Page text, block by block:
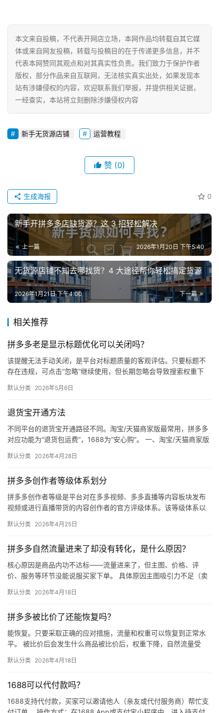
网
店
运
营
跨
境
自
媒
体
社
区
本文来自投稿，不代表开网店立场，本网作品均转载自其它媒
体或来自网友投稿，转载与投稿目的在于传递更多信息，并不
代表本网赞同其观点和对其真实性负责。我们致力于保护作者
版权，部分作品来自互联网，无法核实真实出处，如果发现本
站有涉嫌侵权的内容，欢迎联系我们举报，并提供相关证据，
一经查实，本站将立刻删除涉嫌侵权内容
新手无货源店铺 运营教程
赞 (0)
0
生成海报
新手开拼多多店缺货源？这 3 招轻松解决
上一篇 2026年1月20日 下午5:40
无货源店铺不知去哪找货？4 大途径帮你轻松搞定货源
下一篇
2026年1月21日 下午4:00
相关推荐
拼多多老是显示标题优化可以关闭吗？
该提醒无法手动关闭，是平台对标题质量的客观评估。只要标题不
存在违规，可点击“忽略”继续使用，但长期忽略会导致搜索权重下
默认分类 2026年5月6日
退货宝开通方法
不同平台的退货宝开通路径不同。淘宝/天猫商家版最常用，拼多多
对应功能为“退货包运费”，1688为“安心购”。 一、淘宝/天猫商家版
默认分类 2026年4月28日
拼多多创作者等级体系划分
拼多多创作者等级是平台对在多多视频、多多直播等内容板块发布
视频或进行直播带货的内容创作者的官方评级体系。该等级体系以
同等级…
默认分类 2026年4月25日
拼多多自然流量进来了却没有转化，是什么原因？
核心原因是商品内功不达标——流量进来了，但主图、价格、评
价、服务等环节没能说服买家下单。 具体原因主图吸引力不足（卖
评少、…
默认分类 2026年4月18日
拼多多被比价了还能恢复吗？
能恢复。只要采取正确的应对措施，流量和权重可以恢复到正常水
平。 被比价后会发生什么商品被比价后，权重下降，自然流量受
网价格…
默认分类 2026年4月18日
1688可以代付款吗？
1688支持代付款，买家可以邀请他人（亲友或代付服务商）帮忙支